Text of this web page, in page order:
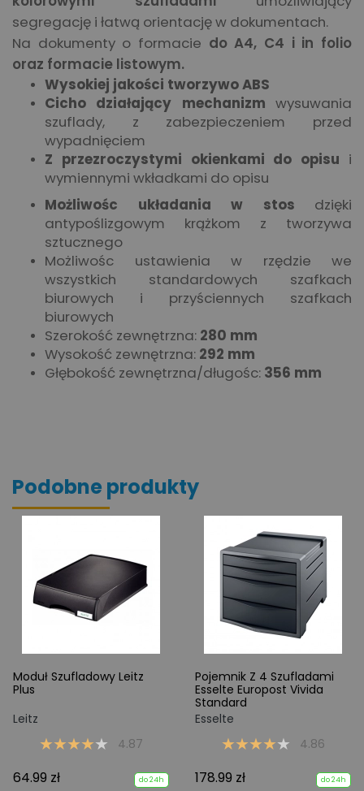
segregację i łatwą orientację w dokumentach.
Na dokumenty o formacie do A4, C4 i in folio
oraz formacie listowym.
Wysokiej jakości tworzywo ABS
Cicho działający mechanizm wysuwania
szuflady, z zabezpieczeniem przed
wypadnięciem
Z przezroczystymi okienkami do opisu i
wymiennymi wkładkami do opisu
Możliwośc układania w stos dzięki
antypoślizgowym krążkom z tworzywa
sztucznego
Możliwośc ustawienia w rzędzie we
wszystkich standardowych szafkach
biurowych i przyściennych szafkach
biurowych
Szerokość zewnętrzna: 280 mm
Wysokość zewnętrzna: 292 mm
Głębokość zewnętrzna/długośc: 356 mm
Podobne produkty
Moduł Szufladowy Leitz
Plus
Leitz
4.87
64.99 zł do 24h
Pojemnik Z 4 Szufladami
Esselte Europost Vivida
Standard
Esselte
4.86
178.99 zł do 24h